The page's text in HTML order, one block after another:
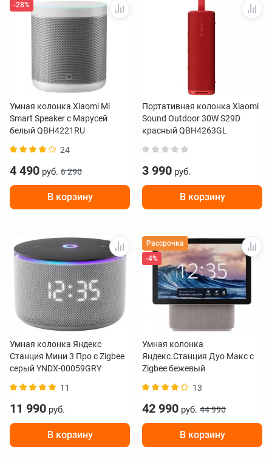
-28%
Умная колонка Xiaomi Mi
Smart Speaker с Марусей
белый QBH4221RU
24
4 490 руб. 6 290
В корзину
Портативная колонка Xiaomi
Sound Outdoor 30W S29D
красный QBH4263GL
3 990 руб.
В корзину
Умная колонка Яндекс
Станция Мини 3 Про с Zigbee
серый YNDX-00059GRY
11
11 990 руб.
В корзину
Рассрочка
-4%
Умная колонка
Яндекс.Станция Дуо Макс с
Zigbee бежевый
13
42 990 руб. 44 990
В корзину